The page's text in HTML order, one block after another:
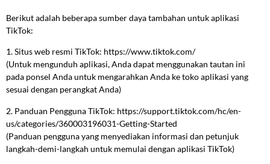
Berikut adalah beberapa sumber daya tambahan untuk aplikasi
TikTok:
1. Situs web resmi TikTok: https://www.tiktok.com/
(Untuk mengunduh aplikasi, Anda dapat menggunakan tautan ini
pada ponsel Anda untuk mengarahkan Anda ke toko aplikasi yang
sesuai dengan perangkat Anda)
2. Panduan Pengguna TikTok: https://support.tiktok.com/hc/en-
us/categories/360003196031-Getting-Started
(Panduan pengguna yang menyediakan informasi dan petunjuk
langkah-demi-langkah untuk memulai dengan aplikasi TikTok)